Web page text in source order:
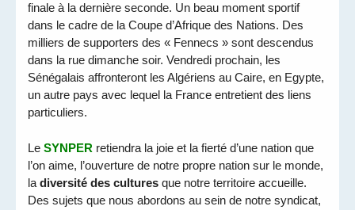
finale à la dernière seconde. Un beau moment sportif
dans le cadre de la Coupe d’Afrique des Nations. Des
milliers de supporters des « Fennecs » sont descendus
dans la rue dimanche soir. Vendredi prochain, les
Sénégalais affronteront les Algériens au Caire, en Egypte,
un autre pays avec lequel la France entretient des liens
particuliers.
LeSYNPER retiendra la joie et la fierté d’une nation que
l’on aime, l’ouverture de notre propre nation sur le monde,
la diversité des cultures que notre territoire accueille.
Des sujets que nous abordons au sein de notre syndicat,